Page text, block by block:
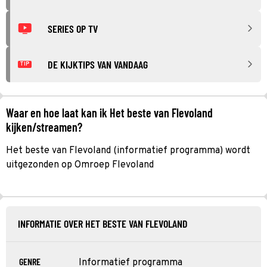
SERIES OP TV
TIP DE KIJKTIPS VAN VANDAAG
Waar en hoe laat kan ik Het beste van Flevoland
kijken/streamen?
Het beste van Flevoland (informatief programma) wordt
uitgezonden op Omroep Flevoland
INFORMATIE OVER HET BESTE VAN FLEVOLAND
GENRE Informatief programma